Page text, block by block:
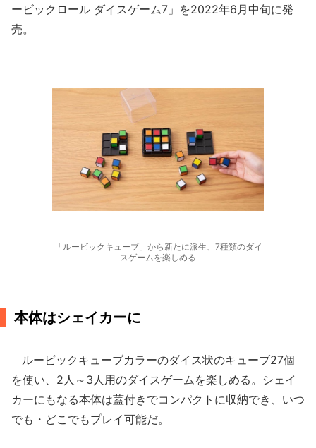
ービックロール ダイスゲーム7」を2022年6月中旬に発
売。
「ルービックキューブ」から新たに派生、7種類のダイ
スゲームを楽しめる
本体はシェイカーに
ルービックキューブカラーのダイス状のキューブ27個
を使い、2人～3人用のダイスゲームを楽しめる。シェイ
カーにもなる本体は蓋付きでコンパクトに収納でき、いつ
でも・どこでもプレイ可能だ。